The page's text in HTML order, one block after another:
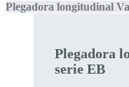
Plegadora longitudinal
Plegadora
serie EB